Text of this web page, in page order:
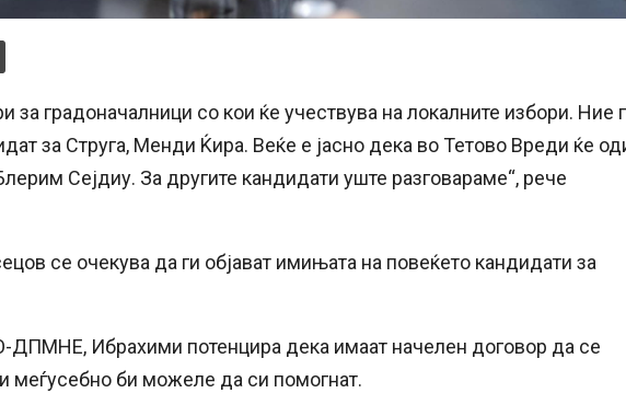
за градоначалници со кои ќе учествува на локалните избори. Ние
за Струга, Менди Ќира. Веќе е јасно дека во Тетово Вреди ќе
Сејдиу. За другите кандидати уште разговараме“, рече
се очекува да ги објават имињата на повеќето кандидати за
ДПМНЕ, Ибрахими потенцира дека имаат начелен договор да се
меѓусебно би можеле да си помогнат.